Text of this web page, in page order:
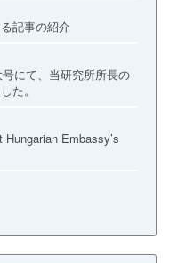
記事の紹介
にて、当研究所所長の
た。
Embassy’s